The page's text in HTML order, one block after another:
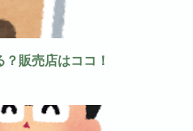
販売店はココ！